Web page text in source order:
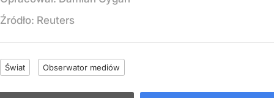
Źródło: Reuters
Świat Obserwator mediów